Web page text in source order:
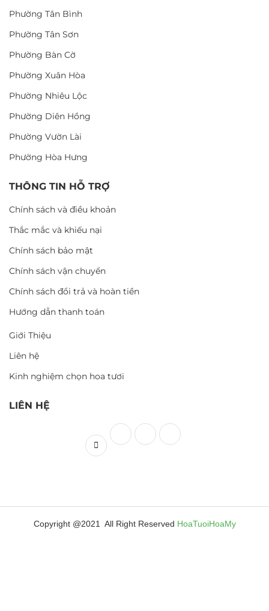
Phường Tân Bình
Phường Tân Sơn
Phường Bàn Cờ
Phường Xuân Hòa
Phường Nhiêu Lộc
Phường Diên Hồng
Phường Vườn Lài
Phường Hòa Hưng
THÔNG TIN HỖ TRỢ
Chính sách và điều khoản
Thắc mắc và khiếu nại
Chính sách bảo mật
Chính sách vận chuyển
Chính sách đổi trả và hoàn tiền
Hướng dẫn thanh toán
Giới Thiệu
Liên hệ
Kinh nghiệm chọn hoa tươi
LIÊN HỆ
Copyright @2021 All Right Reserved HoaTuoiHoaMy